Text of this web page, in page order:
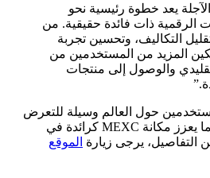
يعد خطوة رئيسية نحو
الرقمية ذات فائدة حقيقية. من
التكاليف، وتحسين تجربة
المزيد من المستخدمين من
والوصول إلى منتجات
حول العالم وسيلة للتعرض
لأسواق الأسهم الأمريكية، مما يعزز مكانة MEXC كرائدة في
من التفاصيل، يرجى زيارة الموقع